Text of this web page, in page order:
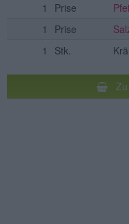
1
Prise
1
Prise
1
Stk.
Zu